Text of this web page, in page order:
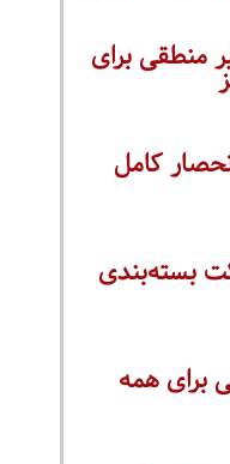
منطقی برای
کامل
بسته‌بندی
برای همه